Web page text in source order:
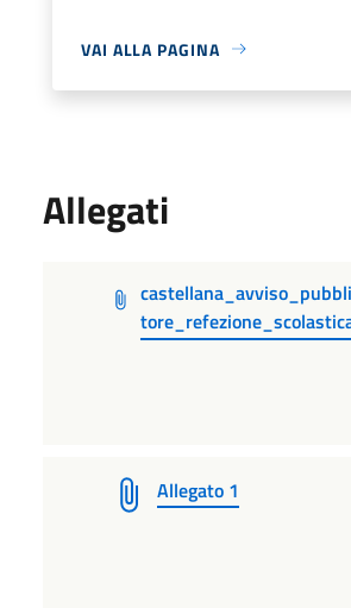
VAI ALLA PAGINA
Allegati
Allegato 1